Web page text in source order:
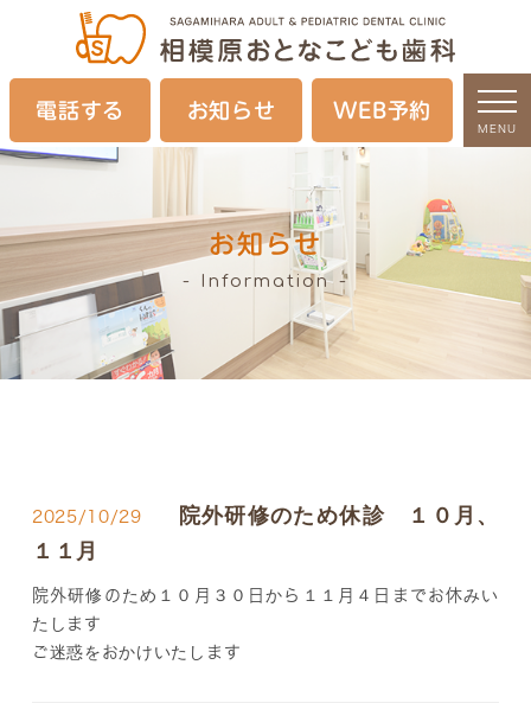
電話する お知らせ WEB予約
MENU
お知らせ
Information
2025/10/29
院外研修のため休診 １０月、
１１月
院外研修のため１０月３０日から１１月４日までお休みい
たします
ご迷惑をおかけいたします